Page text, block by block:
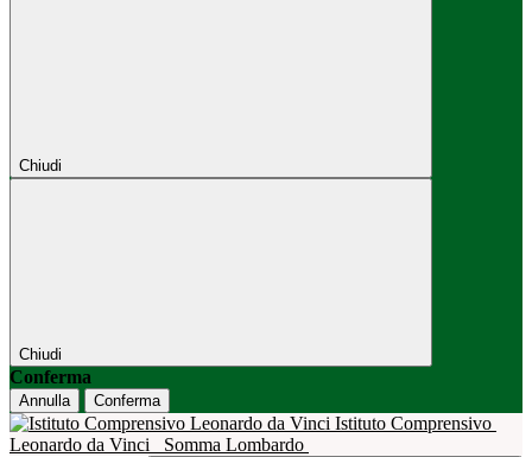
Chiudi
Chiudi
Conferma
Annulla Conferma
Istituto Comprensivo
Leonardo da Vinci
Somma Lombardo